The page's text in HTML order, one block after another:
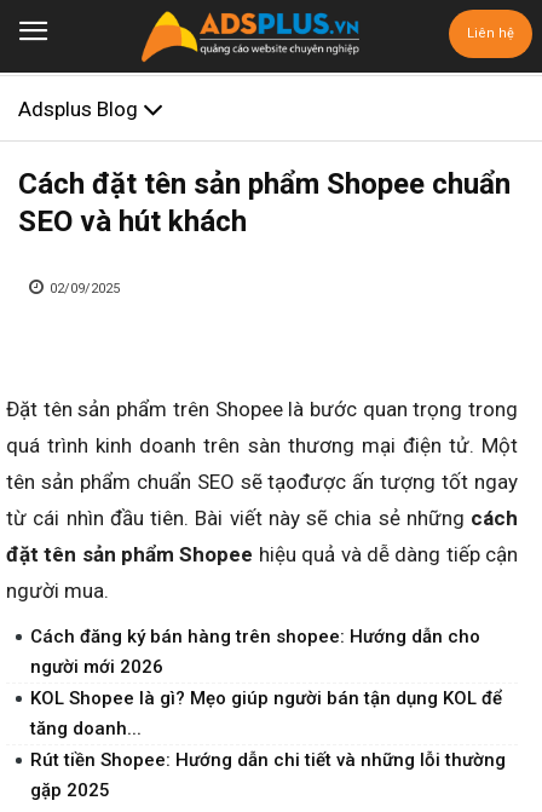
Liên hệ
Adsplus Blog
Cách đặt tên sản phẩm Shopee chuẩn
SEO và hút khách
02/09/2025
Đặt tên sản phẩm trên Shopee là bước quan trọng trong
quá trình kinh doanh trên sàn thương mại điện tử. Một
tên sản phẩm chuẩn SEO sẽ tạođược ấn tượng tốt ngay
từ cái nhìn đầu tiên. Bài viết này sẽ chia sẻ những cách
đặt tên sản phẩm Shopee hiệu quả và dễ dàng tiếp cận
người mua.
Cách đăng ký bán hàng trên shopee: Hướng dẫn cho
người mới 2026
KOL Shopee là gì? Mẹo giúp người bán tận dụng KOL để
tăng doanh...
Rút tiền Shopee: Hướng dẫn chi tiết và những lỗi thường
gặp 2025